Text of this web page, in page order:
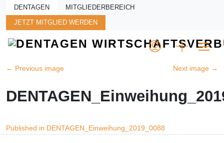
Skip to main content
DENTAGEN MITGLIEDERBEREICH
JETZT MITGLIED WERDEN
← Previous image Next image →
Beitragsnavigation
Published in DENTAGEN_Einweihung_2019_0088